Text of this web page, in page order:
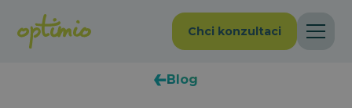
Chci konzultaci
Blog